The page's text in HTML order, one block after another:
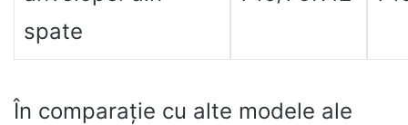
spate
În comparație cu alte modele ale